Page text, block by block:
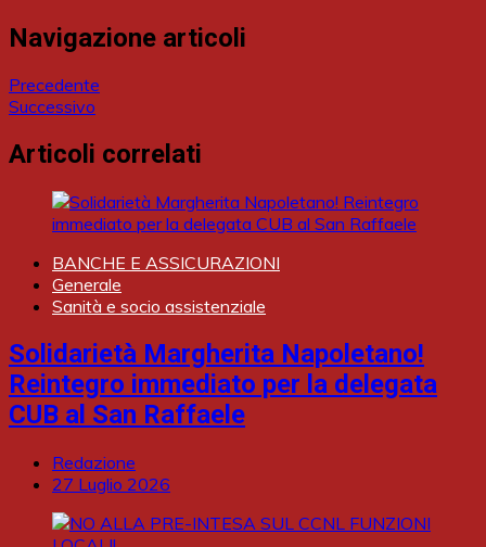
Navigazione articoli
Precedente
Successivo
Articoli correlati
BANCHE E ASSICURAZIONI
Generale
Sanità e socio assistenziale
Solidarietà Margherita Napoletano!
Reintegro immediato per la delegata
CUB al San Raffaele
Redazione
27 Luglio 2026